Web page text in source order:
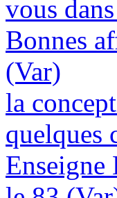
vous
Bonnes
(Var)
la
quelques
Enseigne